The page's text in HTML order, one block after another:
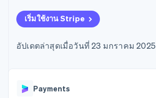
มากกว่า 125
รายการ
Authorization
ยกระดับการ
รวดเร็วขึ้น
ขายและ VAT
อัตโนมัติ
Revenue
การจัดการเงิน
แพลตฟอร์ม
เสนอการเรียกเก็บเงินตาม
การใช้งาน
รองรับอยู่
จัดเตรียมและจัดการ
บริษัท
แผนงานผลิตภัณฑ์
การประชุมประจำปีแบบ
เซสชัน
เริ่มใช้งาน Stripe
อัปเดตล่าสุดเมื่อวันที่ 23 มกราคม 2025
Payments